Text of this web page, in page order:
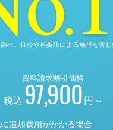
。仲介や再委託による施行を含む
資料請求割引価格
税込97,900円～
追加費用がかかる場合